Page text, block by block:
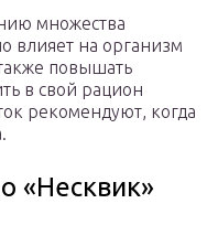
множества
влияет на организм
повышать
в свой рацион
рекомендуют, когда
«Несквик»